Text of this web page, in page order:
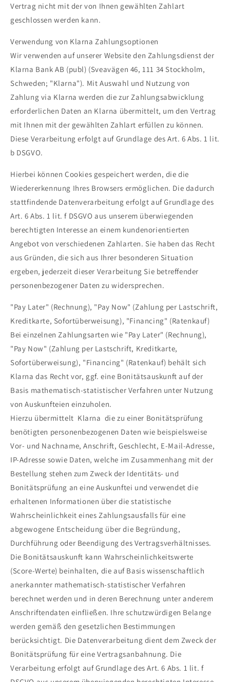
Vertrag nicht mit der von Ihnen gewählten Zahlart
geschlossen werden kann.
Verwendung von Klarna Zahlungsoptionen
Wir verwenden auf unserer Website den Zahlungsdienst der
Klarna Bank AB (publ) (Sveavägen 46, 111 34 Stockholm,
Schweden; "Klarna"). Mit Auswahl und Nutzung von
Zahlung via Klarna werden die zur Zahlungsabwicklung
erforderlichen Daten an Klarna übermittelt, um den Vertrag
mit Ihnen mit der gewählten Zahlart erfüllen zu können.
Diese Verarbeitung erfolgt auf Grundlage des Art. 6 Abs. 1 lit.
b DSGVO.
Hierbei können Cookies gespeichert werden, die die
Wiedererkennung Ihres Browsers ermöglichen. Die dadurch
stattfindende Datenverarbeitung erfolgt auf Grundlage des
Art. 6 Abs. 1 lit. f DSGVO aus unserem überwiegenden
berechtigten Interesse an einem kundenorientierten
Angebot von verschiedenen Zahlarten. Sie haben das Recht
aus Gründen, die sich aus Ihrer besonderen Situation
ergeben, jederzeit dieser Verarbeitung Sie betreffender
personenbezogener Daten zu widersprechen.
"Pay Later" (Rechnung), "Pay Now" (Zahlung per Lastschrift,
Kreditkarte, Sofortüberweisung), "Financing" (Ratenkauf)
Bei einzelnen Zahlungsarten wie "Pay Later" (Rechnung),
"Pay Now" (Zahlung per Lastschrift, Kreditkarte,
Sofortüberweisung), "Financing" (Ratenkauf) behält sich
Klarna das Recht vor, ggf. eine Bonitätsauskunft auf der
Basis mathematisch-statistischer Verfahren unter Nutzung
von Auskunfteien einzuholen.
Hierzu übermittelt Klarna die zu einer Bonitätsprüfung
benötigten personenbezogenen Daten wie beispielsweise
Vor- und Nachname, Anschrift, Geschlecht, E-Mail-Adresse,
IP-Adresse sowie Daten, welche im Zusammenhang mit der
Bestellung stehen zum Zweck der Identitäts- und
Bonitätsprüfung an eine Auskunftei und verwendet die
erhaltenen Informationen über die statistische
Wahrscheinlichkeit eines Zahlungsausfalls für eine
abgewogene Entscheidung über die Begründung,
Durchführung oder Beendigung des Vertragsverhältnisses.
Die Bonitätsauskunft kann Wahrscheinlichkeitswerte
(Score-Werte) beinhalten, die auf Basis wissenschaftlich
anerkannter mathematisch-statistischer Verfahren
berechnet werden und in deren Berechnung unter anderem
Anschriftendaten einfließen. Ihre schutzwürdigen Belange
werden gemäß den gesetzlichen Bestimmungen
berücksichtigt. Die Datenverarbeitung dient dem Zweck der
Bonitätsprüfung für eine Vertragsanbahnung. Die
Verarbeitung erfolgt auf Grundlage des Art. 6 Abs. 1 lit. f